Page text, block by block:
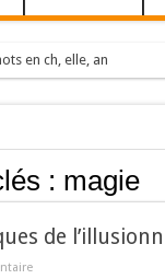
en ch, elle, an
: magie
de